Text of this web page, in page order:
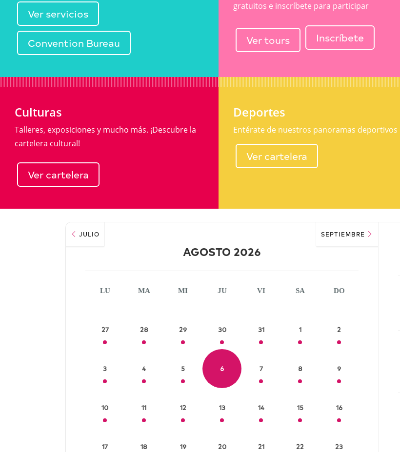
Ver servicios
Convention Bureau
gratuitos e inscríbete para participar
Ver tours Inscríbete
Culturas
Talleres, exposiciones y mucho más. ¡Descubre la
cartelera cultural!
Ver cartelera
Deportes
Entérate de nuestros panoramas deportivos
Ver cartelera
JULIO
AGOSTO 2026
SEPTIEMBRE
LU MA MI JU VI SA DO
27 28 29 30 31 1 2
3 4 5 6 7 8 9
10 11 12 13 14 15 16
17 18 19 20 21 22 23